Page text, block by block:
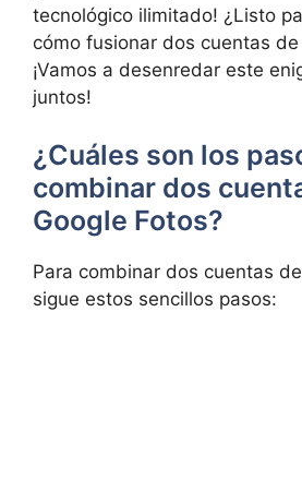
tecnológico ilimitado! ⁣¿Listo
cómo fusionar dos cuentas de⁣
¡Vamos a desenredar este⁢
juntos!
¿Cuáles son los
combinar dos​
Google Fotos?
Para combinar dos cuentas​
sigue estos sencillos pasos: